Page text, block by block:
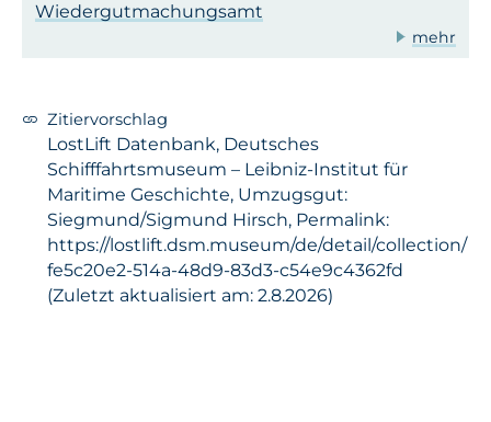
Wiedergutmachungsamt
mehr
Zitiervorschlag
LostLift Datenbank, Deutsches
Schifffahrtsmuseum – Leibniz-Institut für
Maritime Geschichte, Umzugsgut:
Siegmund/Sigmund Hirsch, Permalink:
https://lostlift.dsm.museum/de/detail/collection/
fe5c20e2-514a-48d9-83d3-c54e9c4362fd
(Zuletzt aktualisiert am: 2.8.2026)